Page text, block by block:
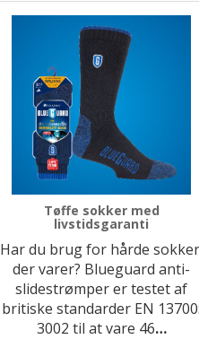
Tøffe sokker med
livstidsgaranti
Har du brug for hårde
der varer? Blueguard anti-
slidestrømper er testet af
britiske standarder EN 13700:
3002 til at vare 46…